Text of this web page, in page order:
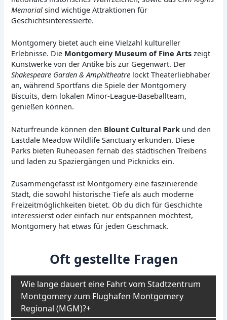
Memorial sind wichtige Attraktionen für
Geschichtsinteressierte.
Montgomery bietet auch eine Vielzahl kultureller
Erlebnisse. Die Montgomery Museum of Fine Arts zeigt
Kunstwerke von der Antike bis zur Gegenwart. Der
Shakespeare Garden & Amphitheatre lockt Theaterliebhaber
an, während Sportfans die Spiele der Montgomery
Biscuits, dem lokalen Minor-League-Baseballteam,
genießen können.
Naturfreunde können den Blount Cultural Park und den
Eastdale Meadow Wildlife Sanctuary erkunden. Diese
Parks bieten Ruheoasen fernab des städtischen Treibens
und laden zu Spaziergängen und Picknicks ein.
Zusammengefasst ist Montgomery eine faszinierende
Stadt, die sowohl historische Tiefe als auch moderne
Freizeitmöglichkeiten bietet. Ob du dich für Geschichte
interessierst oder einfach nur entspannen möchtest,
Montgomery hat etwas für jeden Geschmack.
Oft gestellte Fragen
Wie lange dauert eine Fahrt vom Stadtzentrum
Montgomery zum Flughafen Montgomery
Regional (MGM)?